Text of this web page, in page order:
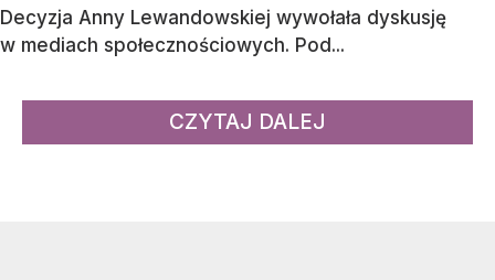
Decyzja Anny Lewandowskiej wywołała dyskusję
w mediach społecznościowych. Pod...
CZYTAJ DALEJ